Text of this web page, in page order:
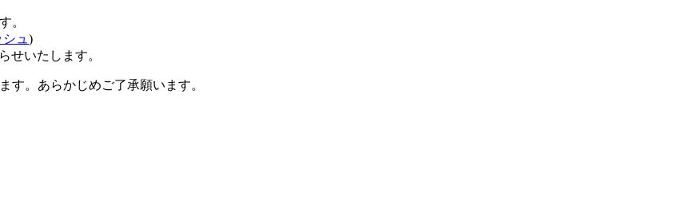
。
シュ)
せいたします。
す。あらかじめご了承願います。